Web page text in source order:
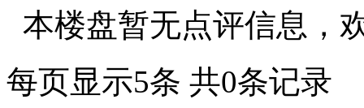
本楼盘暂无点评信息，
每页显示5条 共0条记录